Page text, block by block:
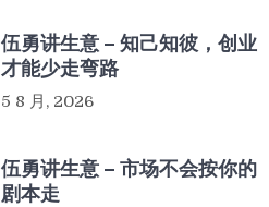
伍勇讲生意 – 知己知彼，创业
才能少走弯路
5 8 月, 2026
伍勇讲生意 – 市场不会按你的
剧本走